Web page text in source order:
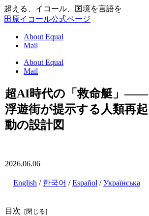
超える、イコール、国境を言語を
田原イコール公式ページ
About Equal
Mail
About Equal
Mail
超AI時代の「救命艇」――
浮遊街が提示する人類再起
動の設計図
2026.06.06
English / 한국어 /Español /Українська
目次